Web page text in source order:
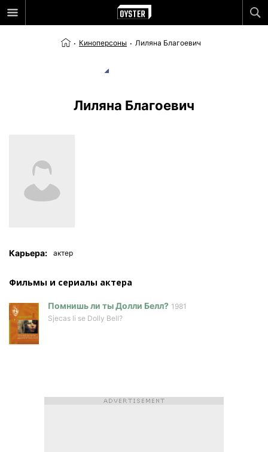
Киноперсоны Лиляна Благоевич
Лиляна Благоевич
Карьера: актер
Фильмы и сериалы актера
Помнишь ли ты Долли Белл? 1981
Sjecas li se Dolly Bell?